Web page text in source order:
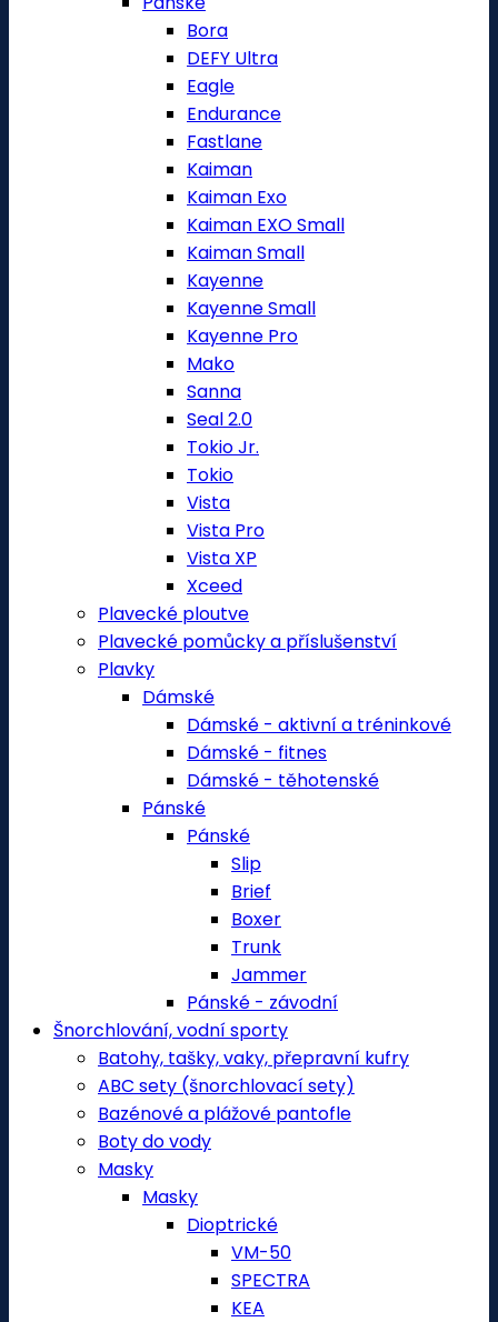
Bora
DEFY Ultra
Eagle
Endurance
Fastlane
Kaiman
Kaiman Exo
Kaiman EXO Small
Kaiman Small
Kayenne
Kayenne Small
Kayenne Pro
Mako
Sanna
Seal 2.0
Tokio Jr.
Tokio
Vista
Vista Pro
Vista XP
Xceed
Plavecké ploutve
Plavecké pomůcky a příslušenství
Plavky
Dámské
Dámské - aktivní a tréninkové
Dámské - fitnes
Dámské - těhotenské
Pánské
Pánské
Slip
Brief
Boxer
Trunk
Jammer
Pánské - závodní
Šnorchlování, vodní sporty
Batohy, tašky, vaky, přepravní kufry
ABC sety (šnorchlovací sety)
Bazénové a plážové pantofle
Boty do vody
Masky
Masky
Dioptrické
VM-50
SPECTRA
KEA